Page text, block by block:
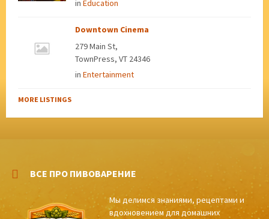
in Education
Downtown Cinema
279 Main St,
TownPress, VT 24346
in Entertainment
MORE LISTINGS
ВСЕ ПРО ПИВОВАРЕНИЕ
Мы делимся знаниями, рецептами и
вдохновением для домашних